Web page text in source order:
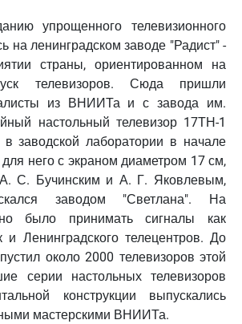
упрощенного телевизионного
на ленинградском заводе "Радист" -
страны, ориентированном на
телевизоров. Сюда пришли
из ВНИИТа и с завода им.
настольный телевизор 17ТН-1
заводской лаборатории в начале
для него с экраном диаметром 17 см,
А. С. Бучинским и А. Г. Яковлевым,
заводом "Светлана". На
было принимать сигналы как
и Ленинградского телецентров. До
около 2000 телевизоров этой
серии настольных телевизоров
конструкции выпускались
мастерскими ВНИИТа.